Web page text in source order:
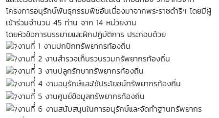
โครงการอนุรักษ์พันธุกรรมพืชอันเนื่องมาจากพระราชดำริฯ โดยมีผู้
เข้าร่วมจำนวน 45 ท่าน จาก 14 หน่วยงาน
โดยหัวข้อการบรรยายและฝึกปฏิบัติการ ประกอบด้วย
งานที่ 1 งานปกปักทรัพยากรท้องถิ่น
งานที่่ 2 งานสำรวจเก็บรวบรวมทรัพยากรท้องถิ่น
งานที่่ 3 งานปลูกรักษาทรัพยากรท้องถิ่น
งานที่่ 4 งานอนุรักษ์และใช้ประโยชน์ทรัพยากรท้องถิ่น
งานที่่ 5 งานศูนย์ข้อมูลทรัพยากรท้องถิ่น
งานที่่ 6 งานสนับสนุนในการอนุรักษ์และจัดทำฐานทรัพยากร